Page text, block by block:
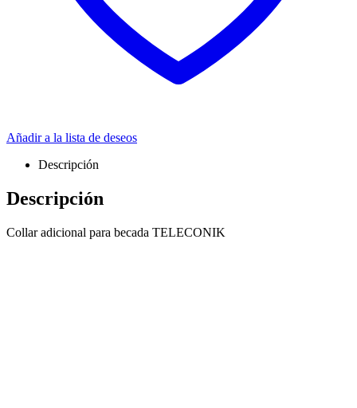
Añadir a la lista de deseos
Descripción
Descripción
Collar adicional para becada TELECONIK